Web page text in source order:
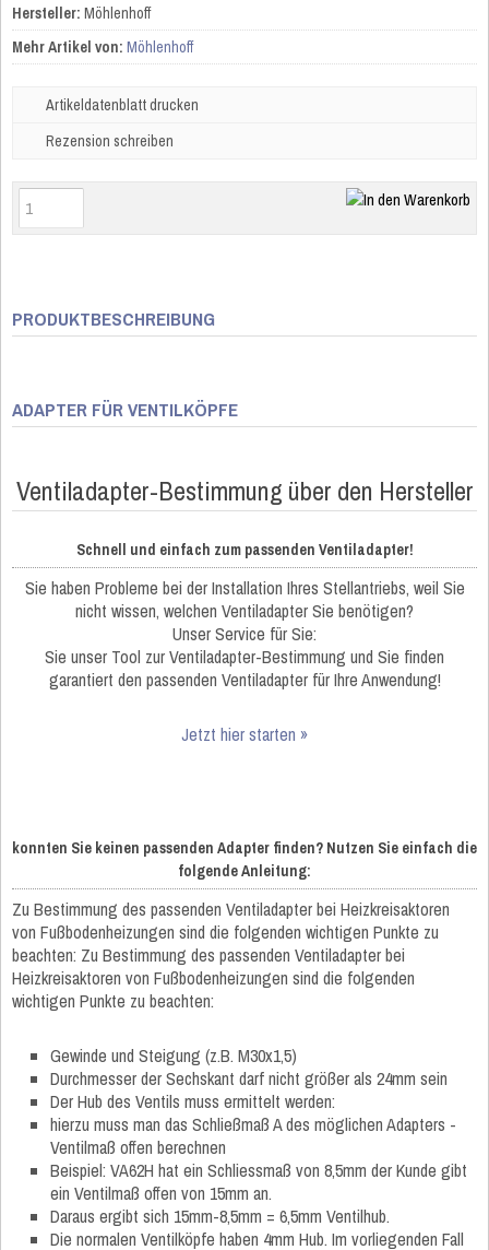
Hersteller: Möhlenhoff
Mehr Artikel von: Möhlenhoff
Artikeldatenblatt drucken
Rezension schreiben
PRODUKTBESCHREIBUNG
ADAPTER FÜR VENTILKÖPFE
Ventiladapter-Bestimmung über den Hersteller
Schnell und einfach zum passenden Ventiladapter!
Sie haben Probleme bei der Installation Ihres Stellantriebs, weil Sie
nicht wissen, welchen Ventiladapter Sie benötigen?
Unser Service für Sie:
Sie unser Tool zur Ventiladapter-Bestimmung und Sie finden
garantiert den passenden Ventiladapter für Ihre Anwendung!
Jetzt hier starten »
konnten Sie keinen passenden Adapter finden? Nutzen Sie einfach die
folgende Anleitung:
Zu Bestimmung des passenden Ventiladapter bei Heizkreisaktoren
von Fußbodenheizungen sind die folgenden wichtigen Punkte zu
beachten: Zu Bestimmung des passenden Ventiladapter bei
Heizkreisaktoren von Fußbodenheizungen sind die folgenden
wichtigen Punkte zu beachten:
Gewinde und Steigung (z.B. M30x1,5)
Durchmesser der Sechskant darf nicht größer als 24mm sein
Der Hub des Ventils muss ermittelt werden:
hierzu muss man das Schließmaß A des möglichen Adapters -
Ventilmaß offen berechnen
Beispiel: VA62H hat ein Schliessmaß von 8,5mm der Kunde gibt
ein Ventilmaß offen von 15mm an.
Daraus ergibt sich 15mm-8,5mm = 6,5mm Ventilhub.
Die normalen Ventilköpfe haben 4mm Hub. Im vorliegenden Fall